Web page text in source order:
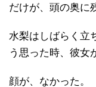
だけが、頭の奥に
水梨はしばらく立
う思った時、彼女
顔が、なかった。